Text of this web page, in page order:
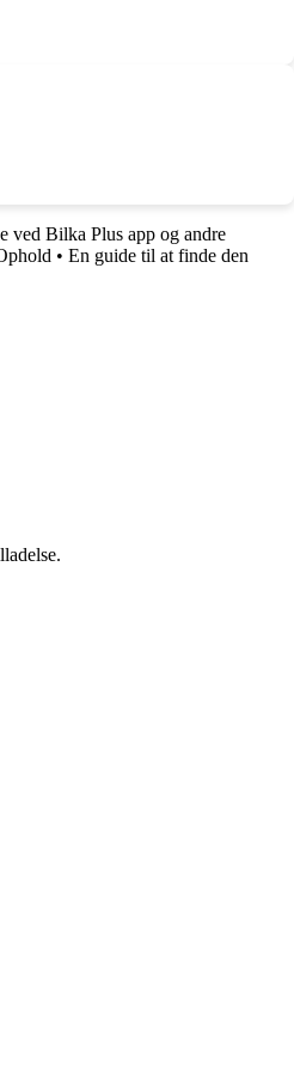
ved Bilka Plus app og andre
• En guide til at finde den